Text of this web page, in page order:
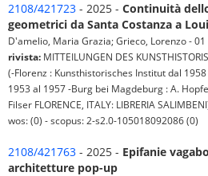
2108/421723 - 2025 - Continuità
geometrici da Santa Costanza a
D'amelio, Maria Grazia; Grieco, Lorenzo -
rivista: MITTEILUNGEN DES
(-Florenz : Kunsthistorisches Institut dal
1953 al 1957 -Burg bei Magdeburg : A.
Filser FLORENCE, ITALY: LIBRERIA
wos: (0) - scopus: 2-s2.0-105018092086 (0)
2108/421763 - 2025 - Epifanie
architetture pop-up